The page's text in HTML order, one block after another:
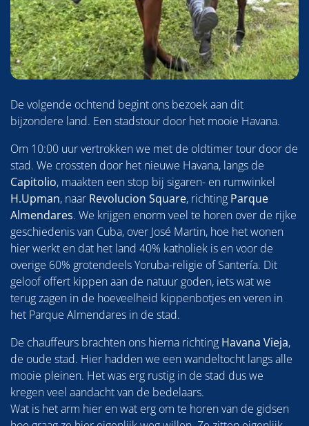
De volgende ochtend begint ons bezoek aan dit
bijzondere land. Een stadstour door het mooie Havana.
Om 10:00 uur vertrokken we met de oldtimer tour door de
stad. We crossten door het nieuwe Havana, langs de
Capitolio, maakten een stop bij sigaren- en rumwinkel
H.Upman, naar Revolucion Square, richting Parque
Almendares. We krijgen enorm veel te horen over de rijke
geschiedenis van Cuba, over José Martin, hoe het wonen
hier werkt en dat het land 40% katholiek is en voor de
overige 60% grotendeels Yoruba-religie of Santería. Dit
geloof offert kippen aan de natuur goden, iets wat we
terug zagen in de hoeveelheid kippenbotjes en veren in
het Parque Almendares in de stad.
De chauffeurs brachten ons hierna richting Havana Vieja,
de oude stad. Hier hadden we een wandeltocht langs alle
mooie pleinen. Het was erg rustig in de stad dus we
kregen veel aandacht van de bedelaars.
Wat is het arm hier en wat erg om te horen van de gidsen